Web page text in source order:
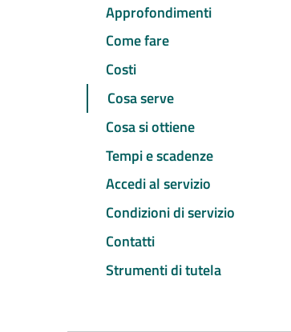
Approfondimenti
Come fare
Costi
Cosa serve
Cosa si ottiene
Tempi e scadenze
Accedi al servizio
Condizioni di servizio
Contatti
Strumenti di tutela